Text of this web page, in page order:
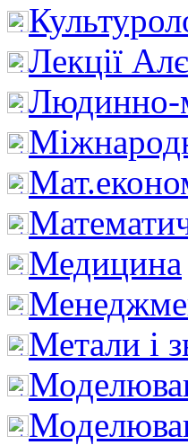
Лекції
Людинно-
Медицина
Метали і